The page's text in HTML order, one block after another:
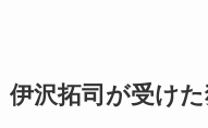
伊沢拓司が受け